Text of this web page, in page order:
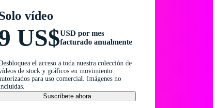
vídeo
US$USD por mes
facturado anualmente
el acceso a toda nuestra colección de
de stock y gráficos en movimiento
para uso comercial. Imágenes no
Suscríbete ahora